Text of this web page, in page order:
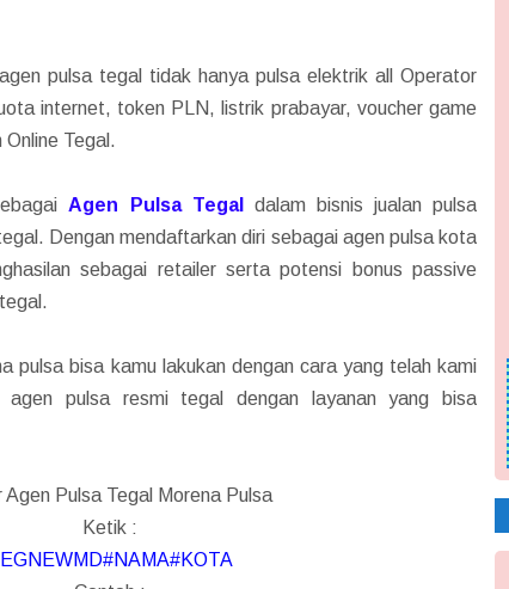
pulsa tegal tidak hanya pulsa elektrik all Operator
internet, token PLN, listrik prabayar, voucher game
Tegal.
Agen Pulsa Tegal
dalam bisnis jualan pulsa
Dengan mendaftarkan diri sebagai agen pulsa kota
sebagai retailer serta potensi bonus passive
pulsa bisa kamu lakukan dengan cara yang telah kami
agen pulsa resmi tegal dengan layanan yang bisa
Agen Pulsa Tegal Morena Pulsa
Ketik :